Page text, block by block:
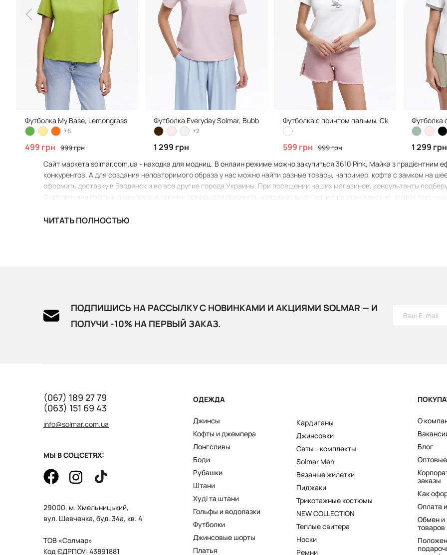
Футболка My Base, Lemongrass
+6
499 грн 999 грн
Футболка Everyday Solmar, Bubble Pink
+2
1 299 грн
Футболка с принтом пальмы, Clean White
599 грн 999 грн
Футболка
1 299 грн
Сайт маркета solmar.com.ua - находка для модниц. В онлаин режиме можно закупиться 3610 Pink, Майка з градієнтним
конкурентов. А для создания неповторимого образа у нас можно найти разные товары, например, кофта с замком на
оформить доставку в Бердянск и во все другие города Украины. При посещении наших магазинов, консультанты
Футболки или Кофты и джемпера, а также и товары для презента, например водолазки с горлом женские. solmar.com -
ЧИТАТЬ ПОЛНОСТЬЮ
ПОДПИШИСЬ НА РАССЫЛКУ С НОВИНКАМИ И АКЦИЯМИ SOLMAR — И
ПОЛУЧИ -10% НА ПЕРВЫЙ ЗАКАЗ.
(067) 189 27 79
(063) 151 69 43
info@solmar.com.ua
МЫ В СОЦСЕТЯХ:
29000, м. Хмельницький,
вул. Шевченка, буд. 34а, кв. 4
ТОВ «Солмар»
Код ЄДРПОУ: 43891881
ОДЕЖДА
Джинсы
Кофты и джемпера
Лонгсливы
Боди
Рубашки
Штани
Худі та штани
Гольфы и водолазки
Футболки
Джинсовые шорты
Платья
Кардиганы
Джинсовки
Сеты - комплекты
Solmar Men
Вязаные жилетки
Пиджаки
Трикотажные костюмы
NEW COLLECTION
Теплые свитера
Носки
Ремни
О
Блог
заказы
Как
Оплата
Обмен и
товаров